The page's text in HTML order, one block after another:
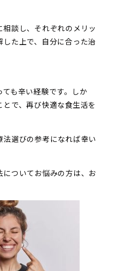
談し、それぞれのメリッ
した上で、自分に合った治
も辛い経験です。しか
で、再び快適な食生活を
選びの参考になれば幸い
ついてお悩みの方は、お